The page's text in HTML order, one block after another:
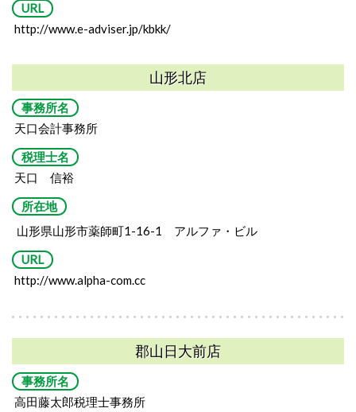
URL
http://www.e-adviser.jp/kbkk/
山形北店
事務所名
天口会計事務所
税理士名
天口 信裕
所在地
山形県山形市薬師町1-16-1 アルファ・ビル
URL
http://www.alpha-com.cc
郡山日大前店
事務所名
高田藤太郎税理士事務所